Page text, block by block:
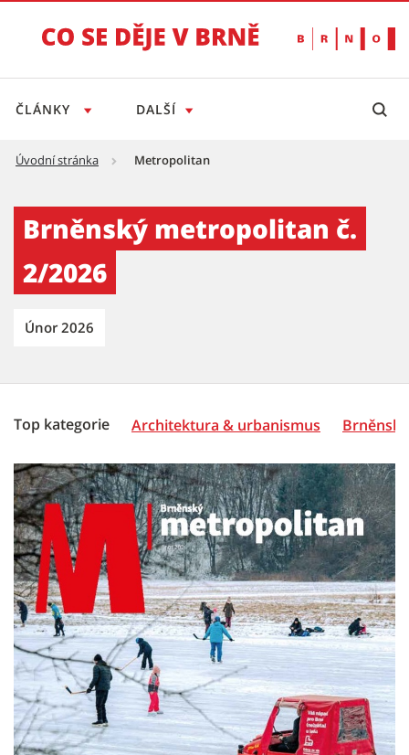
ČLÁNKY DALŠÍ
Úvodní stránka Metropolitan
Brněnský metropolitan č.
2/2026
Únor 2026
Top kategorie Architektura & urbanismus